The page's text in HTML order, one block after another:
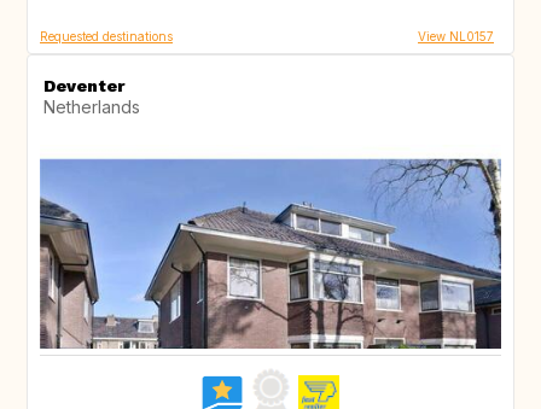
Requested destinations View NL0157
Deventer
Netherlands